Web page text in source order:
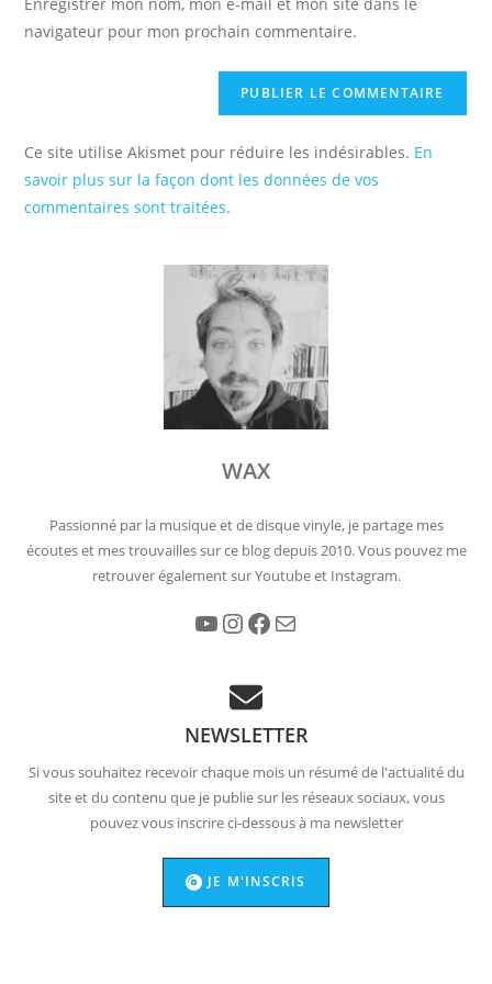
(facultatif)
navigateur pour mon prochain commentaire.
Ce site utilise Akismet pour réduire les indésirables. En
savoir plus sur la façon dont les données de vos
commentaires sont traitées.
WAX
Passionné par la musique et de disque vinyle, je partage mes
écoutes et mes trouvailles sur ce blog depuis 2010. Vous pouvez me
retrouver également sur Youtube et Instagram.
YouTube Instagram Facebook
NEWSLETTER
Si vous souhaitez recevoir chaque mois un résumé de l'actualité du
site et du contenu que je publie sur les réseaux sociaux, vous
pouvez vous inscrire ci-dessous à ma newsletter
JE M'INSCRIS